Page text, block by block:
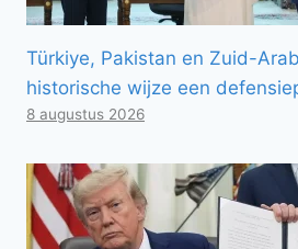
Türkiye, Pakistan en Zuid-
historische wijze een
8 augustus 2026